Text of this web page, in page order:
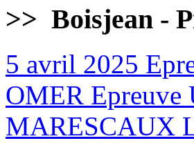
>> Boisjean -
5 avril 2025
OMER
MARESCAUX